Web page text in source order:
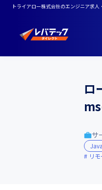
トライアロー株式会社のエンジニア求
ロ
サ
リ